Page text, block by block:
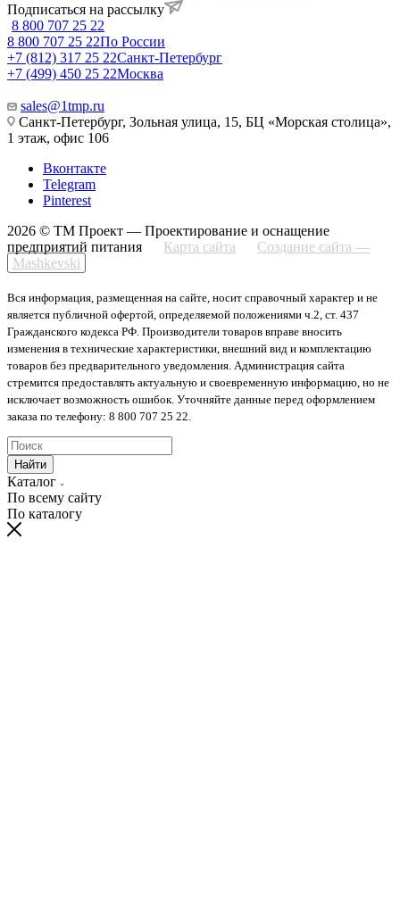
Подписаться на рассылку
8 800 707 25 22
8 800 707 25 22По России
+7 (812) 317 25 22Санкт-Петербург
+7 (499) 450 25 22Москва
sales@1tmp.ru
Санкт-Петербург, Зольная улица, 15, БЦ «Морская столица»,
1 этаж, офис 106
Вконтакте
Telegram
Pinterest
2026 © ТМ Проект — Проектирование и оснащение
предприятий питания
Карта сайта
Создание сайта —
Mashkevski
Вся информация, размещенная на сайте, носит справочный характер и не
является публичной офертой, определяемой положениями ч.2, ст. 437
Гражданского кодекса РФ. Производители товаров вправе вносить
изменения в технические характеристики, внешний вид и комплектацию
товаров без предварительного уведомления. Администрация сайта
стремится предоставлять актуальную и своевременную информацию, но не
исключает возможность ошибок. Уточняйте данные перед оформлением
заказа по телефону: 8 800 707 25 22.
Найти
Каталог
По всему сайту
По каталогу